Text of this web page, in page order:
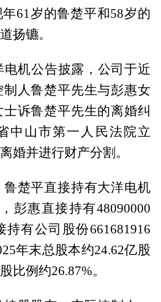
61岁的鲁楚平和58岁的
扬镳。
电机公告披露，公司于近
制人鲁楚平先生与彭惠女
诉鲁楚平先生的离婚纠
中山市第一人民法院立
婚并进行财产分割。
楚平直接持有大洋电机
彭惠直接持有48090000
有公司股份661681916
年末总股本约24.62亿股
比例约26.87%。